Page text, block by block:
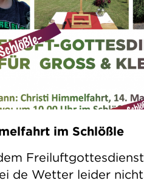
im Schlößle
de Wetter leider